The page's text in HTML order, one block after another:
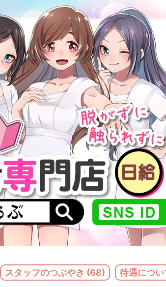
スタッフのつぶやき (68) 待遇につ